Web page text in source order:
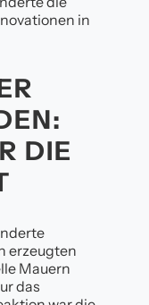
in
U
W
S
erzeugten
Mauern
das